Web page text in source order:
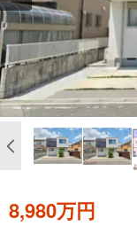
8,980万円